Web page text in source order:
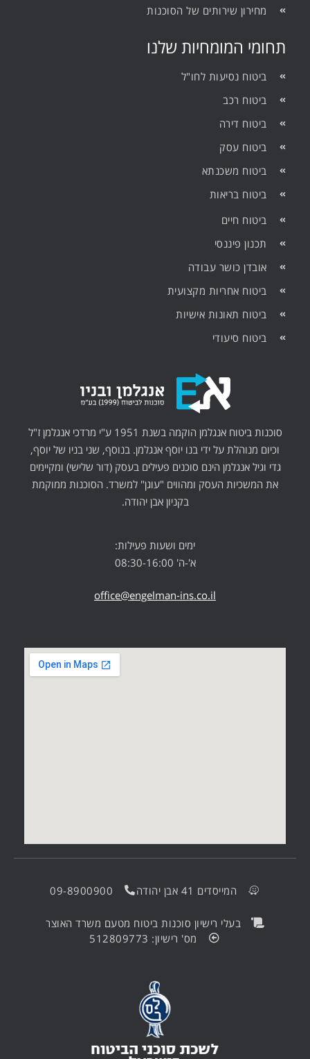
מחירון שירותים של הסוכנות
תחומי המומחיות שלנו
ביטוח נסיעות לחו"ל
ביטוח רכב
ביטוח דירה
ביטוח עסק
ביטוח משכנתא
ביטוח בריאות
ביטוח חיים
תכנון פיננסי
אובדן כושר עבודה
ביטוח אחריות מקצועית
ביטוח תאונות אישיות
ביטוח סיעודי
סוכנות ביטוח אנגלמן הוקמה בשנת 1951 ע"י מרדכי אנגלמן ז"ל
וכיום מנוהלת על ידי בנו יוסף אנגלמן. בנוסף, שני בניו של יוסף,
גדי וגיל אנגלמן הינם סוכנים פעילים בעסק (דור שלישי) ומקיימים
את המשכיות העסק ומהווים "עוגן" למשרד. הסוכנות ממוקמת
בקניון אבן יהודה.
ימים ושעות פעילות:
א'-ה' 08:30-16:00
office@engelman-ins.co.il
המייסדים 41 אבן יהודה 09-8900900
בעלי רישיון סוכנות ביטוח מטעם משרד האוצר
מס' רישיון: 512809773